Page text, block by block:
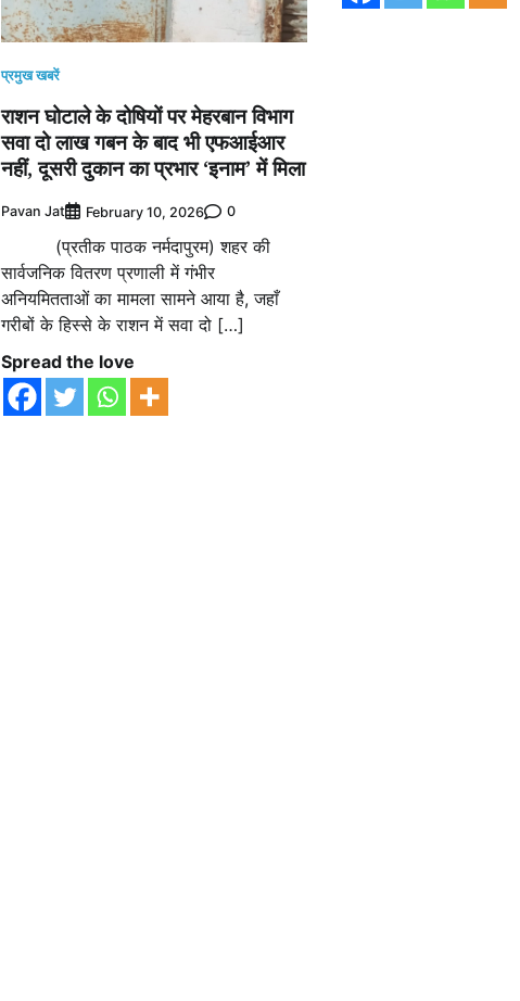
प्रमुख खबरें
राशन घोटाले के दोषियों पर मेहरबान विभाग
सवा दो लाख गबन के बाद भी एफआईआर
नहीं, दूसरी दुकान का प्रभार ‘इनाम’ में मिला
Pavan Jat February 10, 2026 0
(प्रतीक पाठक नर्मदापुरम) शहर की
सार्वजनिक वितरण प्रणाली में गंभीर
अनियमितताओं का मामला सामने आया है, जहाँ
गरीबों के हिस्से के राशन में सवा दो […]
Spread the love